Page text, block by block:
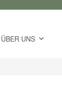
ÜBER UNS